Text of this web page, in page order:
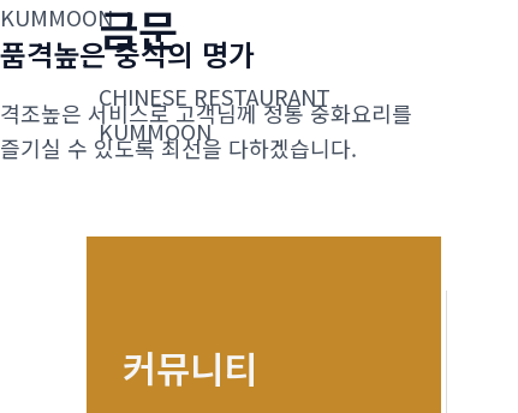
콘
텐
로
건
금문
CHINESE RESTAURANT
KUMMOON
KUMMOON
품격높은 중식의 명가
격조높은 서비스로 고객님께 정통 중화요리를
즐기실 수 있도록 최선을 다하겠습니다.
커뮤니티